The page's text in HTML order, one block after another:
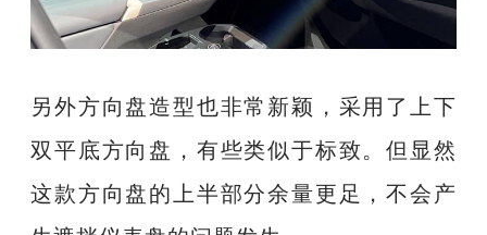
另外方向盘造型也非常新颖，采用了上下
双平底方向盘，有些类似于标致。但显然
这款方向盘的上半部分余量更足，不会产